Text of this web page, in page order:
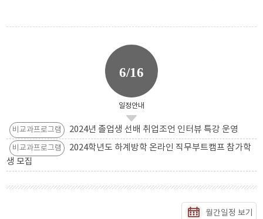
6/16
일정안내
비교과프로그램 2024년 졸업생 선배 취업조언 인터뷰 특강 운영
비교과프로그램
2024학년도 하계방학 온라인 직무부트캠프 참가학
생 모집
월간일정 보기